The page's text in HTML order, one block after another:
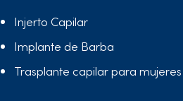
Injerto Capilar
Implante de Barba
Trasplante capilar para mujeres